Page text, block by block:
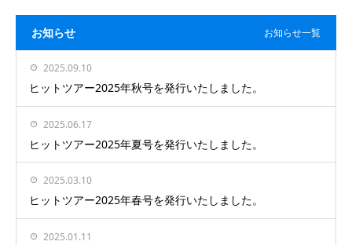
お知らせ お知らせ一覧
2025.09.10
ヒットツアー2025年秋号を発行いたしました。
2025.06.17
ヒットツアー2025年夏号を発行いたしました。
2025.03.10
ヒットツアー2025年春号を発行いたしました。
2025.01.11